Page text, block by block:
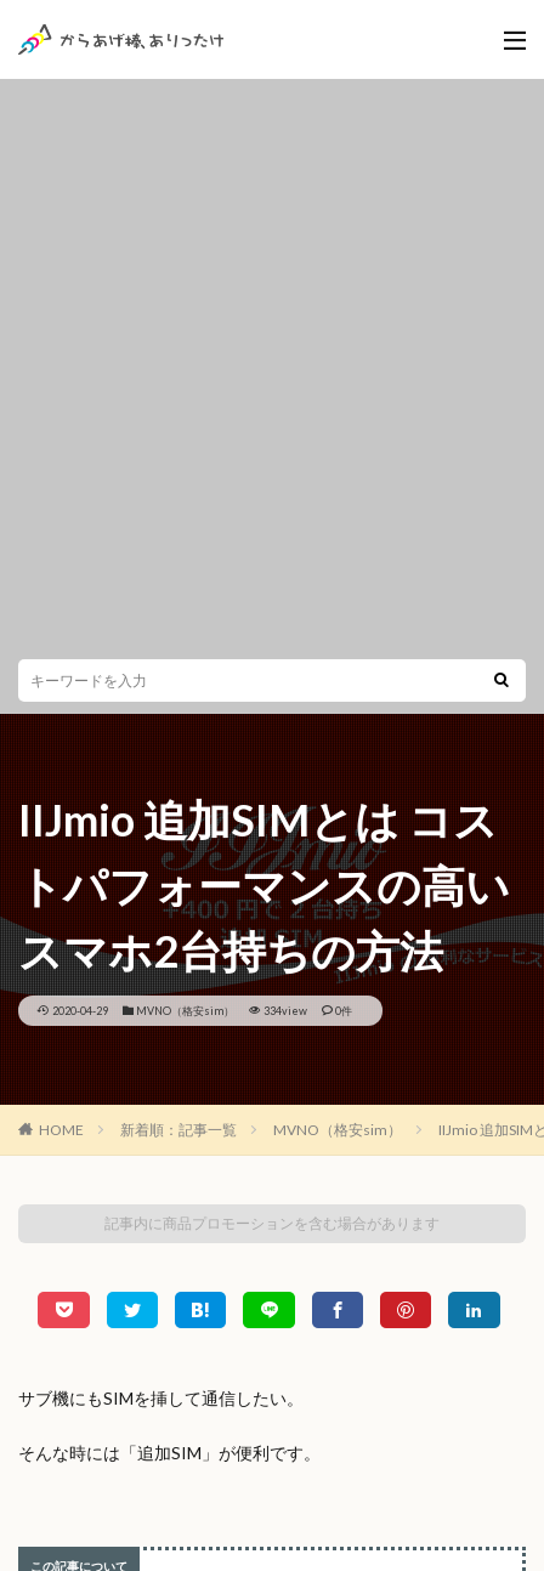
IIJmio 追加SIMとは コス
トパフォーマンスの高い
スマホ2台持ちの方法
2020-04-29 MVNO（格安sim） 334view 0件
HOME 新着順：記事一覧 MVNO（格安sim） IIJmio 追加SIM
記事内に商品プロモーションを含む場合があります
サブ機にもSIMを挿して通信したい。
そんな時には「追加SIM」が便利です。